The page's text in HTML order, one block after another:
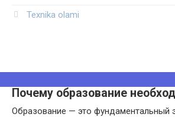
Texnika olami
Почему образование
Образование — это фундаментальный